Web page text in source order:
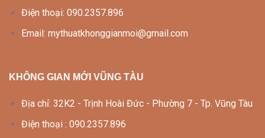
Điện thoại: 090.2357.896
Email: mythuatkhonggianmoi@gmail.com
KHÔNG GIAN MỚI VŨNG TÀU
Địa chỉ: 32K2 - Trịnh Hoài Đức - Phường 7 - Tp. Vũng Tàu
Điện thoại : 090.2357.896